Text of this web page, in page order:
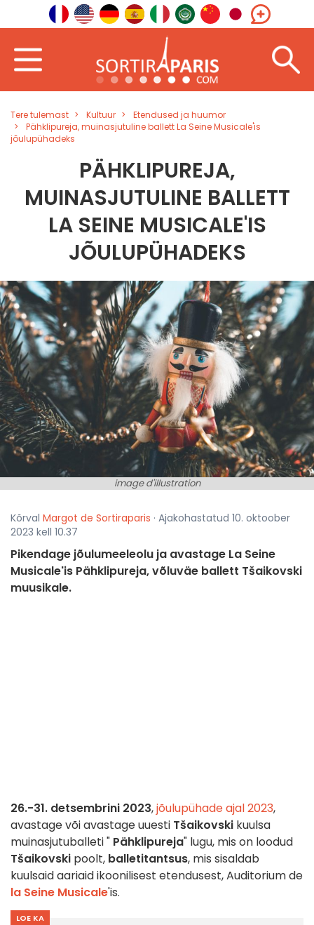
Tere tulemast Kultuur
Etendused ja huumor
Pähklipureja, muinasjutuline ballett La Seine Musicale'is
jõulupühadeks
PÄHKLIPUREJA,
MUINASJUTULINE BALLETT
LA SEINE MUSICALE'IS
JÕULUPÜHADEKS
image d'illustration
Kõrval Margot de Sortiraparis · Ajakohastatud 10. oktoober
2023 kell 10.37
Pikendage jõulumeeleolu ja avastage La Seine
Musicale'is Pähklipureja, võluväe ballett Tšaikovski
muusikale.
26.-31. detsembrini 2023,jõulupühade ajal 2023,
avastage või avastage uuesti Tšaikovski kuulsa
muinasjutuballeti " Pähklipureja" lugu, mis on loodud
Tšaikovski poolt, balletitantsus, mis sisaldab
kuulsaid aariaid ikoonilisest etendusest, Auditorium de
la Seine Musicale'is.
LOE KA